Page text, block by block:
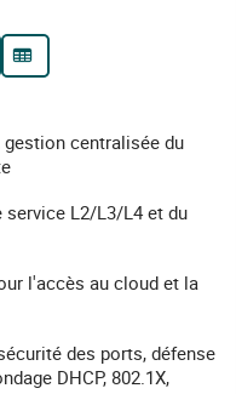
centralisée du
service L2/L3/L4 et du
l'accès au cloud et la
des ports, défense
DHCP, 802.1X,